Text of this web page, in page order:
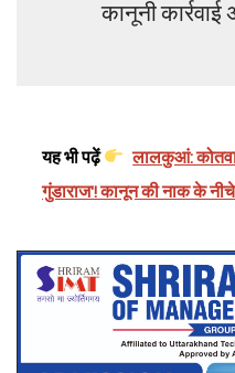
कानूनी
यह भी पढ़ें
लालकुआं:
गुंडाराज'! कानून की नाक के